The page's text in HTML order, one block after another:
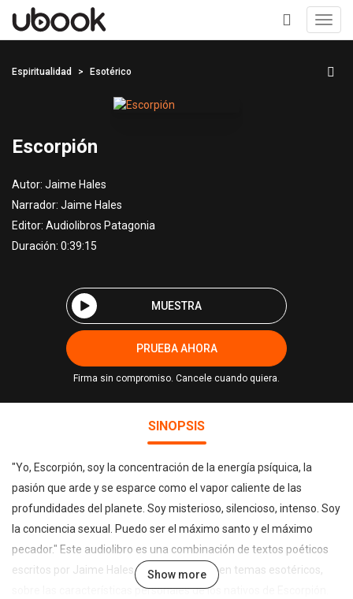
+
Espiritualidad Esotérico
Escorpión
Autor: Jaime Hales
Narrador: Jaime Hales
Editor: Audiolibros Patagonia
Duración: 0:39:15
MUESTRA
PRUEBA AHORA
Firma sin compromiso. Cancele cuando quiera.
SINOPSIS
"Yo, Escorpión, soy la concentración de la energía psíquica, la
pasión que arde y se esparce como el vapor caliente de las
profundidades del planete. Soy misterioso, silencioso, intenso. Soy
la conciencia sexual. Puedo ser el máximo santo y el máximo
pecador." Este audiolibro es una combinación de textos poéticos
escritos por Jaime Hales, poeta y experto en temas esotéricos,
sobre las características personales de los nativos de Escorpión.
Show more